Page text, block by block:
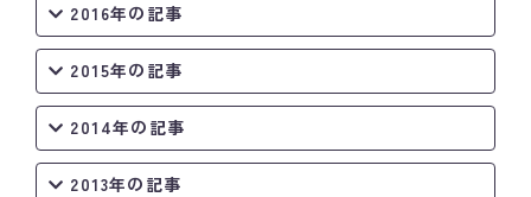
2016年の記事
2015年の記事
2014年の記事
2013年の記事